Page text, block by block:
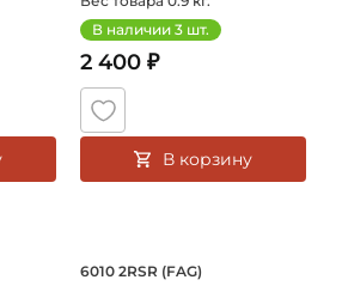
В наличии 3 шт.
2 400 ₽
В корзину
мм, шариковый
Подшипник
6010 2RSR (FAG)